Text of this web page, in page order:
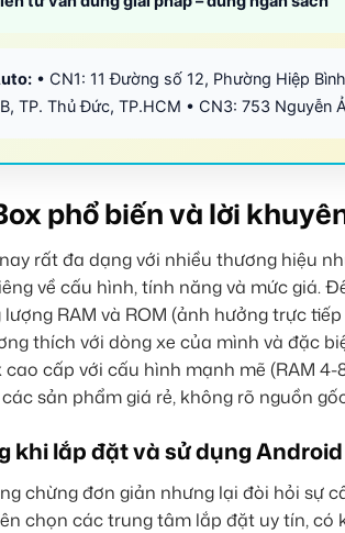
• CN1: 11 Đường số 12, Phường Hiệp
TP. Thủ Đức, TP.HCM • CN3: 753 Nguyễn
phổ biến và lời
rất đa dạng với nhiều thương hiệu
về cấu hình, tính năng và mức giá.
RAM và ROM (ảnh hưởng trực
thích với dòng xe của mình và đặc
cấp với cấu hình mạnh mẽ (RAM 4-
sản phẩm giá rẻ, không rõ nguồn
khi lắp đặt và sử dụng
chừng đơn giản nhưng lại đòi hỏi sự
chọn các trung tâm lắp đặt uy tín,